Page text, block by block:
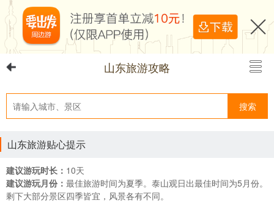
山东旅游攻略
搜索
山东旅游贴心提示
建议游玩时长： 10天
建议游玩月份： 最佳旅游时间为夏季。泰山观日出最佳时间为5月份。
剩下大部分景区四季皆宜，风景各有不同。